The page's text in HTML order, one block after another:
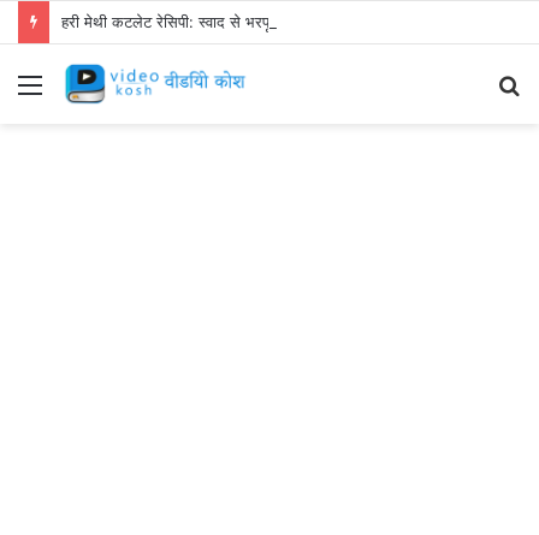
हरी मेथी कटलेट रेसिपी: स्वाद से भरपूर और स्वस्थ नाश्ता बनाएं!
Menu